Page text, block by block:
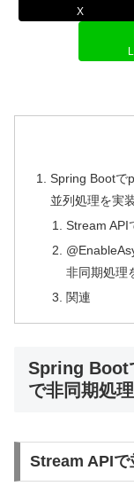
X
Spring Bootで
並列処理を実
Stream API
非同期処理
関連
Spring Boot
で非同期処
Stream APIで